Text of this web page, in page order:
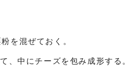
を混ぜておく。
、中にチーズを包み成形する。